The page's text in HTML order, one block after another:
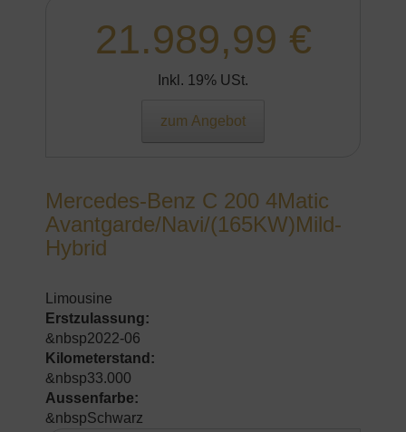
21.989,99 €
Inkl. 19% USt.
zum Angebot
Mercedes-Benz C 200 4Matic
Avantgarde/Navi/(165KW)Mild-
Hybrid
Limousine
Erstzulassung:
&nbsp2022-06
Kilometerstand:
&nbsp33.000
Aussenfarbe:
&nbspSchwarz